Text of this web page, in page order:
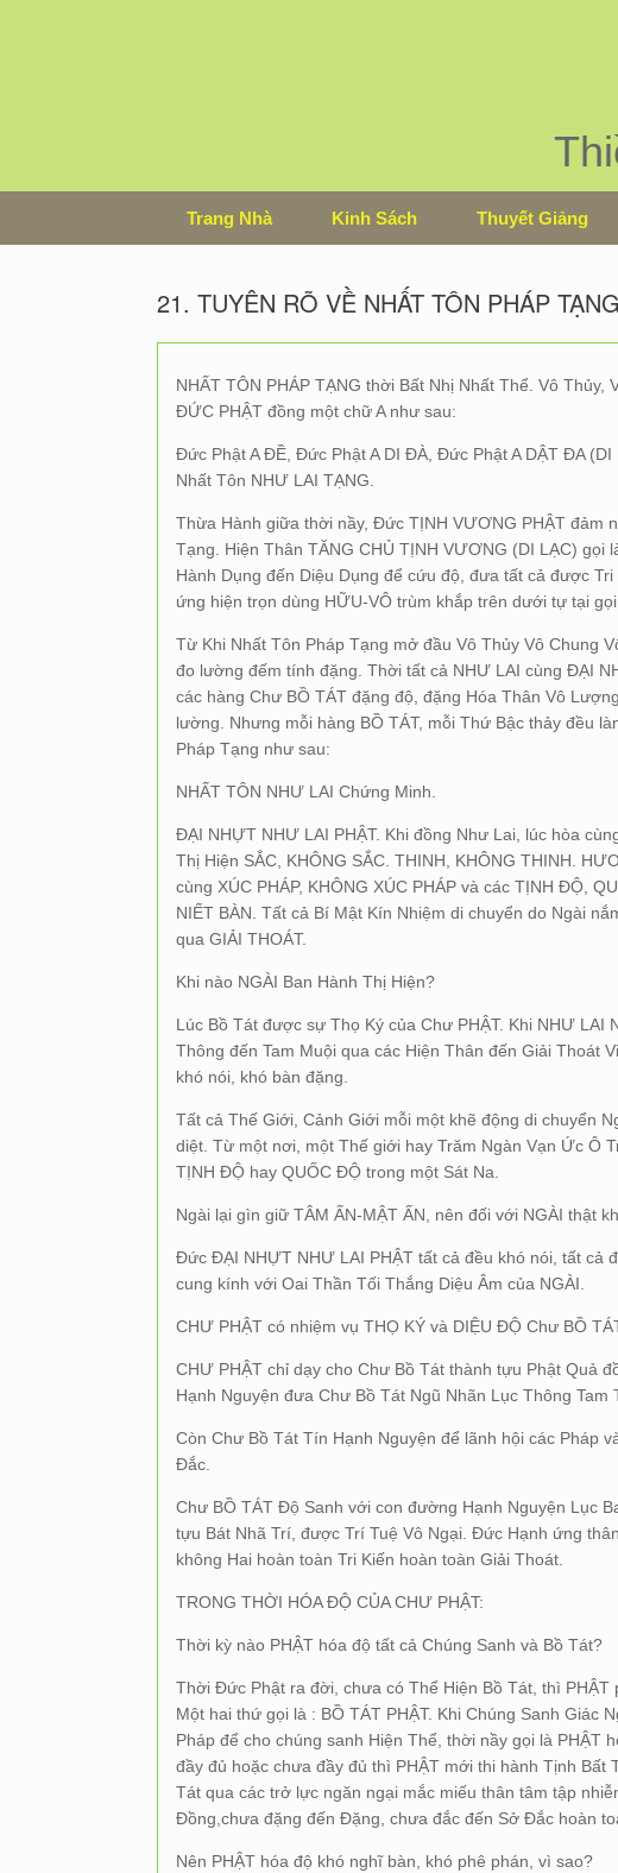
Trang Nhà Kinh Sách Thuyết Giảng
21. TUYÊN RÕ VỀ NHẤT TÔN PHÁP TẠNG
NHẤT TÔN PHÁP TẠNG thời Bất Nhị Nhất Thể. Vô Thủy,
ĐỨC PHẬT đồng một chữ A như sau:
Đức Phật A ĐỀ, Đức Phật A DI ĐÀ, Đức Phật A DẬT ĐA
Nhất Tôn NHƯ LAI TẠNG.
Thừa Hành giữa thời nầy, Đức TỊNH VƯƠNG PHẬT đảm
Tạng. Hiện Thân TĂNG CHỦ TỊNH VƯƠNG (DI LẠC)
Hành Dụng đến Diệu Dụng để cứu độ, đưa tất cả được
ứng hiện trọn dùng HỮU-VÔ trùm khắp trên dưới tự tại
Từ Khi Nhất Tôn Pháp Tạng mở đầu Vô Thủy Vô Chung
đo lường đếm tính đặng. Thời tất cả NHƯ LAI cùng ĐẠI
các hàng Chư BỒ TÁT đặng độ, đặng Hóa Thân Vô
lường. Nhưng mỗi hàng BỒ TÁT, mỗi Thứ Bậc thảy đều
Pháp Tạng như sau:
NHẤT TÔN NHƯ LAI Chứng Minh.
ĐẠI NHỰT NHƯ LAI PHẬT. Khi đồng Như Lai, lúc hòa
Thị Hiện SẮC, KHÔNG SẮC. THINH, KHÔNG THINH.
cùng XÚC PHÁP, KHÔNG XÚC PHÁP và các TỊNH ĐỘ,
NIẾT BÀN. Tất cả Bí Mật Kín Nhiệm di chuyển do Ngài
qua GIẢI THOÁT.
Khi nào NGÀI Ban Hành Thị Hiện?
Lúc Bồ Tát được sự Thọ Ký của Chư PHẬT. Khi NHƯ LAI
Thông đến Tam Muội qua các Hiện Thân đến Giải Thoát
khó nói, khó bàn đặng.
Tất cả Thế Giới, Cảnh Giới mỗi một khẽ động di chuyển
diệt. Từ một nơi, một Thế giới hay Trăm Ngàn Vạn Ức Ô
TỊNH ĐỘ hay QUỐC ĐỘ trong một Sát Na.
Ngài lại gìn giữ TÂM ẤN-MẬT ẤN, nên đối với NGÀI thật
Đức ĐẠI NHỰT NHƯ LAI PHẬT tất cả đều khó nói, tất cả
cung kính với Oai Thần Tối Thắng Diệu Âm của NGÀI.
CHƯ PHẬT có nhiệm vụ THỌ KÝ và DIỆU ĐỘ Chư BỒ
CHƯ PHẬT chỉ dạy cho Chư Bồ Tát thành tựu Phật Quả
Hạnh Nguyện đưa Chư Bồ Tát Ngũ Nhãn Lục Thông Tam
Còn Chư Bồ Tát Tín Hạnh Nguyện để lãnh hội các Pháp
Đắc.
Chư BỒ TÁT Độ Sanh với con đường Hạnh Nguyện Lục
tựu Bát Nhã Trí, được Trí Tuệ Vô Ngại. Đức Hạnh ứng
không Hai hoàn toàn Tri Kiến hoàn toàn Giải Thoát.
TRONG THỜI HÓA ĐỘ CỦA CHƯ PHẬT:
Thời kỳ nào PHẬT hóa độ tất cả Chúng Sanh và Bồ Tát?
Thời Đức Phật ra đời, chưa có Thể Hiện Bồ Tát, thì PHẬT
Một hai thứ gọi là : BỒ TÁT PHẬT. Khi Chúng Sanh Giác
Pháp để cho chúng sanh Hiện Thể, thời nầy gọi là PHẬT
đầy đủ hoặc chưa đầy đủ thì PHẬT mới thi hành Tịnh Bất
Tát qua các trở lực ngăn ngại mắc miếu thân tâm tập
Đồng,chưa đặng đến Đặng, chưa đắc đến Sở Đắc hoàn
Nên PHẬT hóa độ khó nghĩ bàn, khó phê phán, vì sao?